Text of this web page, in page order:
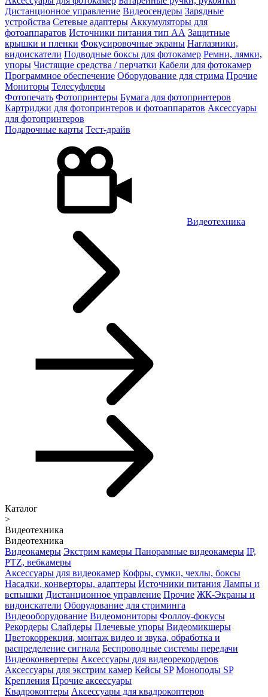
Дистанционное управление Видеосендеры Зарядные
устройства Сетевые адаптеры Аккумуляторы для
фотоаппаратов Источники питания тип АА Защитные
крышки и пленки Фокусировочные экраны Наглазники,
видоискатели Подводные боксы для фотокамер Ремни, лямки,
упоры Чистящие средства / перчатки Кабели для фотокамер
Программное обеспечение Оборудование для стрима Прочие
Мониторы Телесуфлеры
Фотопечать Фотопринтеры Бумага для фотопринтеров
Картриджи для фотопринтеров и фотоаппаратов Аксессуары
для фотопринтеров
Подарочные карты Тест-драйв
Видеотехника
Каталог
>
Видеотехника
Видеотехника
Видеокамеры Экстрим камеры Панорамные видеокамеры IP,
PTZ, вебкамеры
Аксессуары для видеокамер Кофры, сумки, чехлы, боксы
Насадки, конверторы, адаптеры Источники питания Лампы и
вспышки Дистанционное управление Прочие ЖК-Экраны и
видоискатели Оборудование для стриминга
Видеооборудование Видеомониторы Фоллоу-фокусы
Рекордеры Слайдеры Плечевые упоры Видеомикшеры
Цветокоррекция, монтаж видео и звука, обработка и
распределение сигнала Беспроводные системы передачи
Видеоконвертеры Аксессуары для видеорекордеров
Аксессуары для экстрим камер Кейсы SP Моноподы SP
Крепления Прочие аксессуары
Квадрокоптеры Аксессуары для квадрокоптеров